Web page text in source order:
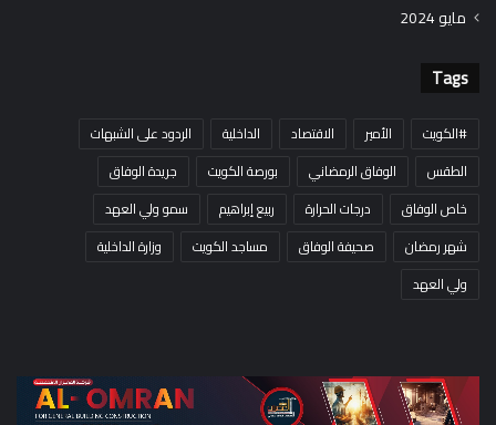
مايو 2024
Tags
#الكويت الأمير الاقتصاد الداخلية
الردود على الشبهات
الطقس
الوفاق الرمضاني بورصة الكويت
جريدة الوفاق
خاص الوفاق
درجات الحرارة ربيع إبراهيم
سمو ولي العهد
شهر رمضان
صحيفة الوفاق مساجد الكويت
وزارة الداخلية
ولي العهد